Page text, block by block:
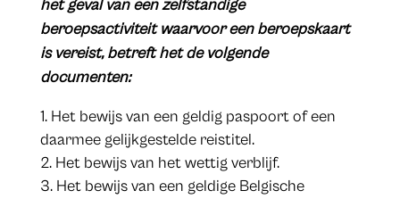
het geval van een zelfstandige
beroepsactiviteit waarvoor een beroepskaart
is vereist, betreft het de volgende
documenten:
Het bewijs van een geldig paspoort of een
daarmee gelijkgestelde reistitel.
Het bewijs van het wettig verblijf.
Het bewijs van een geldige Belgische